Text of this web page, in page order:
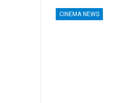
CINEMA NEWS